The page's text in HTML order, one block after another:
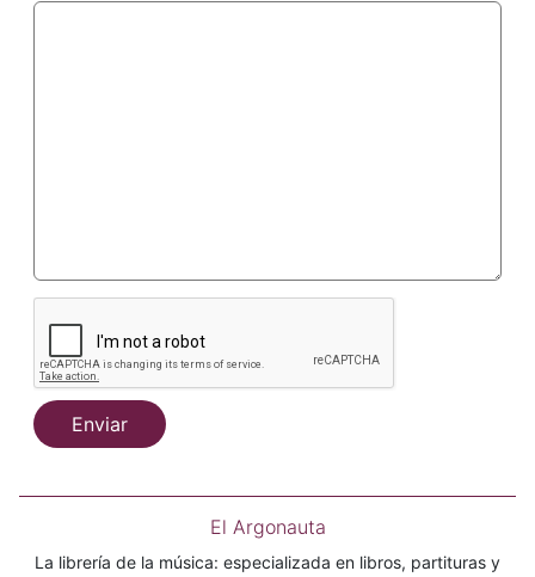
Enviar
El Argonauta
La librería de la música: especializada en libros, partituras y